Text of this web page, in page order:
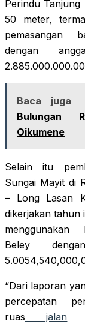
Perindu
50 meter,
pemasangan
dengan
Baca juga
Bulungan
Oikumene
Selain itu
Sungai Mayit di
– Long Lasan
dikerjakan tahun
menggunakan
Beley
“Dari laporan
percepatan
ruas jalan